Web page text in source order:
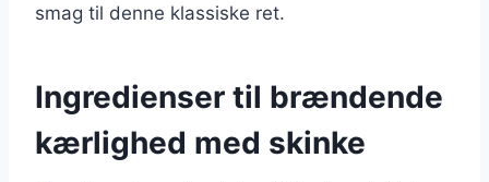
smag til denne klassiske ret.
Ingredienser til brændende
kærlighed med skinke